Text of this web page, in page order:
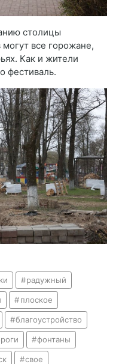
столицы
все горожане,
Как и жители
фестиваль.
радужный
плоское
благоустройство
фонтаны
свое